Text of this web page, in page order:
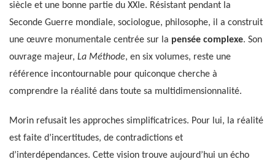
siècle et une bonne partie du XXIe. Résistant pendant la
Seconde Guerre mondiale, sociologue, philosophe, il a construit
une œuvre monumentale centrée sur la pensée complexe. Son
ouvrage majeur, La Méthode, en six volumes, reste une
référence incontournable pour quiconque cherche à
comprendre la réalité dans toute sa multidimensionnalité.
Morin refusait les approches simplificatrices. Pour lui, la réalité
est faite d’incertitudes, de contradictions et
d’interdépendances. Cette vision trouve aujourd’hui un écho